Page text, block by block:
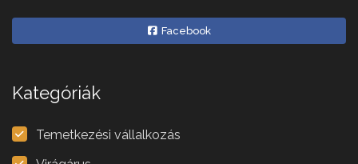
Facebook
Kategóriák
Temetkezési vállalkozás